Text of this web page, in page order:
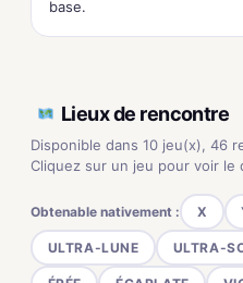
base.
Lieux de rencontre
Disponible dans 10 jeu(x), 46
Cliquez sur un jeu pour voir le
Obtenable nativement : X
ULTRA-LUNE ULTRA-